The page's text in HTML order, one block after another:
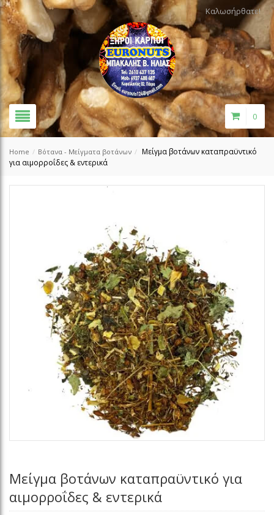
Καλωσήρθατε!
0
Home / Βότανα - Μείγματα βοτάνων / Μείγμα βοτάνων καταπραϋντικό
για αιμορροΐδες & εντερικά
Μείγμα βοτάνων καταπραϋντικό για
αιμορροΐδες & εντερικά